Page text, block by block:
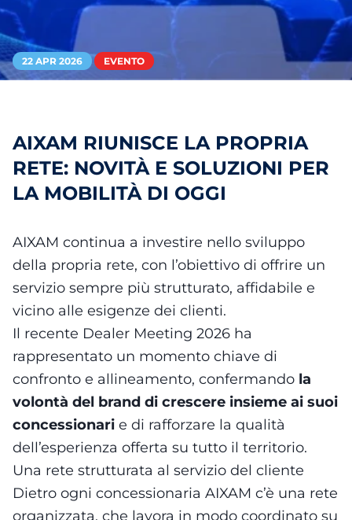
22 APR 2026 EVENTO
AIXAM RIUNISCE LA PROPRIA
RETE: NOVITÀ E SOLUZIONI PER
LA MOBILITÀ DI OGGI
AIXAM continua a investire nello sviluppo
della propria rete, con l’obiettivo di offrire un
servizio sempre più strutturato, affidabile e
vicino alle esigenze dei clienti.
Il recente Dealer Meeting 2026 ha
rappresentato un momento chiave di
confronto e allineamento, confermando la
volontà del brand di crescere insieme ai suoi
concessionari e di rafforzare la qualità
dell’esperienza offerta su tutto il territorio.
Una rete strutturata al servizio del cliente
Dietro ogni concessionaria AIXAM c’è una rete
organizzata, che lavora in modo coordinato su